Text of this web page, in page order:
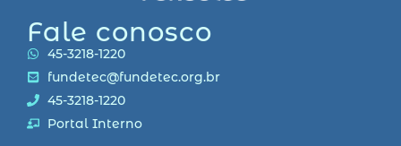
Fale conosco
45-3218-1220
fundetec@fundetec.org.br
45-3218-1220
Portal Interno